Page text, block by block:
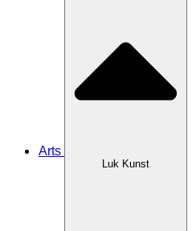
Arts
Luk Kunst